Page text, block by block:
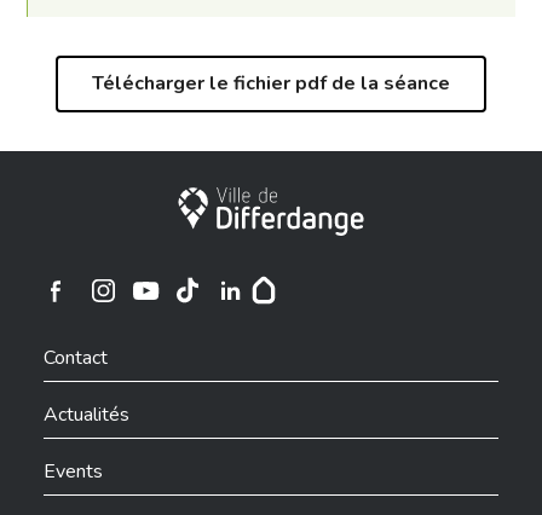
Télécharger le fichier pdf de la séance
Ville de Differdange
Ville de Differdange sur Instagram
Contact
Actualités
Events